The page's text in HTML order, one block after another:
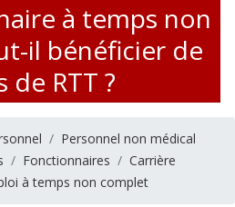
à temps non
il bénéficier de
de RTT ?
Personnel non médical
Fonctionnaires
Carrière
à temps non complet